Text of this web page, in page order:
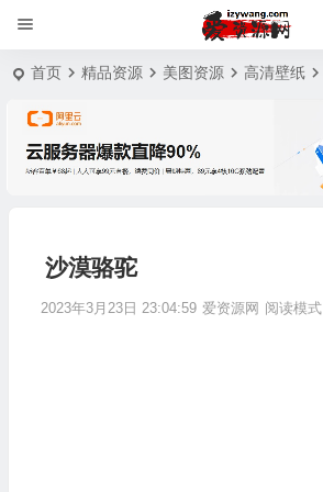
首页 精品资源 美图资源 高清壁纸
沙漠骆驼
2023年3月23日 23:04:59 爱资源网 阅读模式